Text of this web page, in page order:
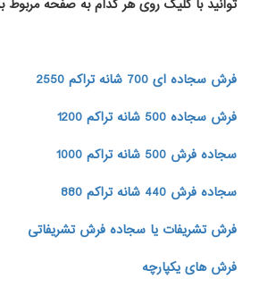
توانید با کلیک روی هر کدام به صفحه مربوط
فرش سجاده ای 700 شانه تراکم 2550
فرش سجاده 500 شانه تراکم 1200
سجاده فرش 500 شانه تراکم 1000
سجاده فرش 440 شانه تراکم 880
فرش تشریفات یا سجاده فرش تشریفاتی
فرش های یکپارچه